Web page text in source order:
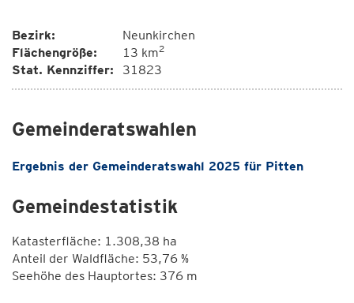
Bezirk:
Neunkirchen
Flächengröße:
13 km2
Stat. Kennziffer: 31823
Gemeinderatswahlen
Ergebnis der Gemeinderatswahl 2025 für Pitten
Gemeindestatistik
Katasterfläche: 1.308,38 ha
Anteil der Waldfläche: 53,76 %
Seehöhe des Hauptortes: 376 m